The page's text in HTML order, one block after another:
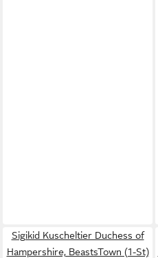
Sigikid Kuscheltier Duchess of
Hampershire, BeastsTown (1-St)